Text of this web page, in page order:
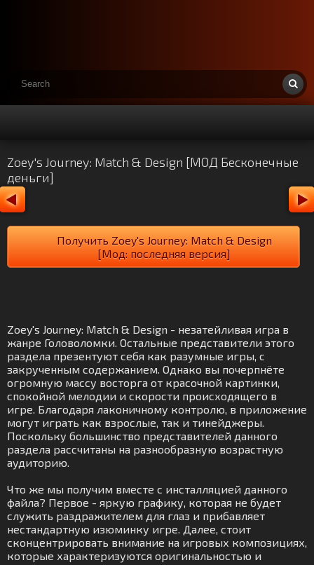
Zoey's Journey: Match & Design [МОД Бесконечные
деньги]
Получить Zoey's Journey: Match & Design
[Мод: последняя версия]
Zoey's Journey: Match & Design - незатейливая игра в
жанре Головоломки. Остальные представители этого
раздела презентуют себя как разумные игры, с
закрученным содержанием. Однако вы почерпнёте
огромную массу восторга от красочной картинки,
спокойной мелодии и скорости происходящего в
игре. Благодаря лаконичному контролю, в приложение
могут играть как взрослые, так и тинейджеры.
Поскольку большинство представителей данного
раздела рассчитаны на разнообразную возрастную
аудиторию.
Что же мы получим вместе с инсталляцией данного
файла? Первое - яркую графику, которая не будет
служить раздражителем для глаз и прибавляет
нестандартную изюминку игре. Далее, стоит
сконцентрировать внимание на игровых композициях,
которые характеризуются оригинальностью и